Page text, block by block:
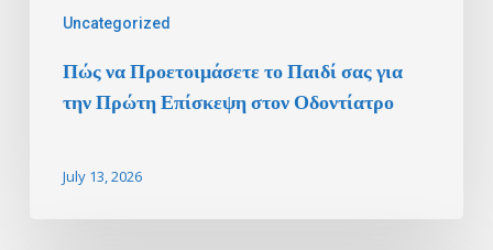
Uncategorized
Πώς να Προετοιμάσετε το Παιδί σας για
την Πρώτη Επίσκεψη στον Οδοντίατρο
July 13, 2026